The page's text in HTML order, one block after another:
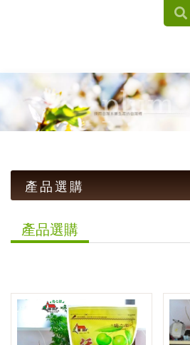
產品選購
梅子系列
傳統古早味
小禮盒系列
產品選購